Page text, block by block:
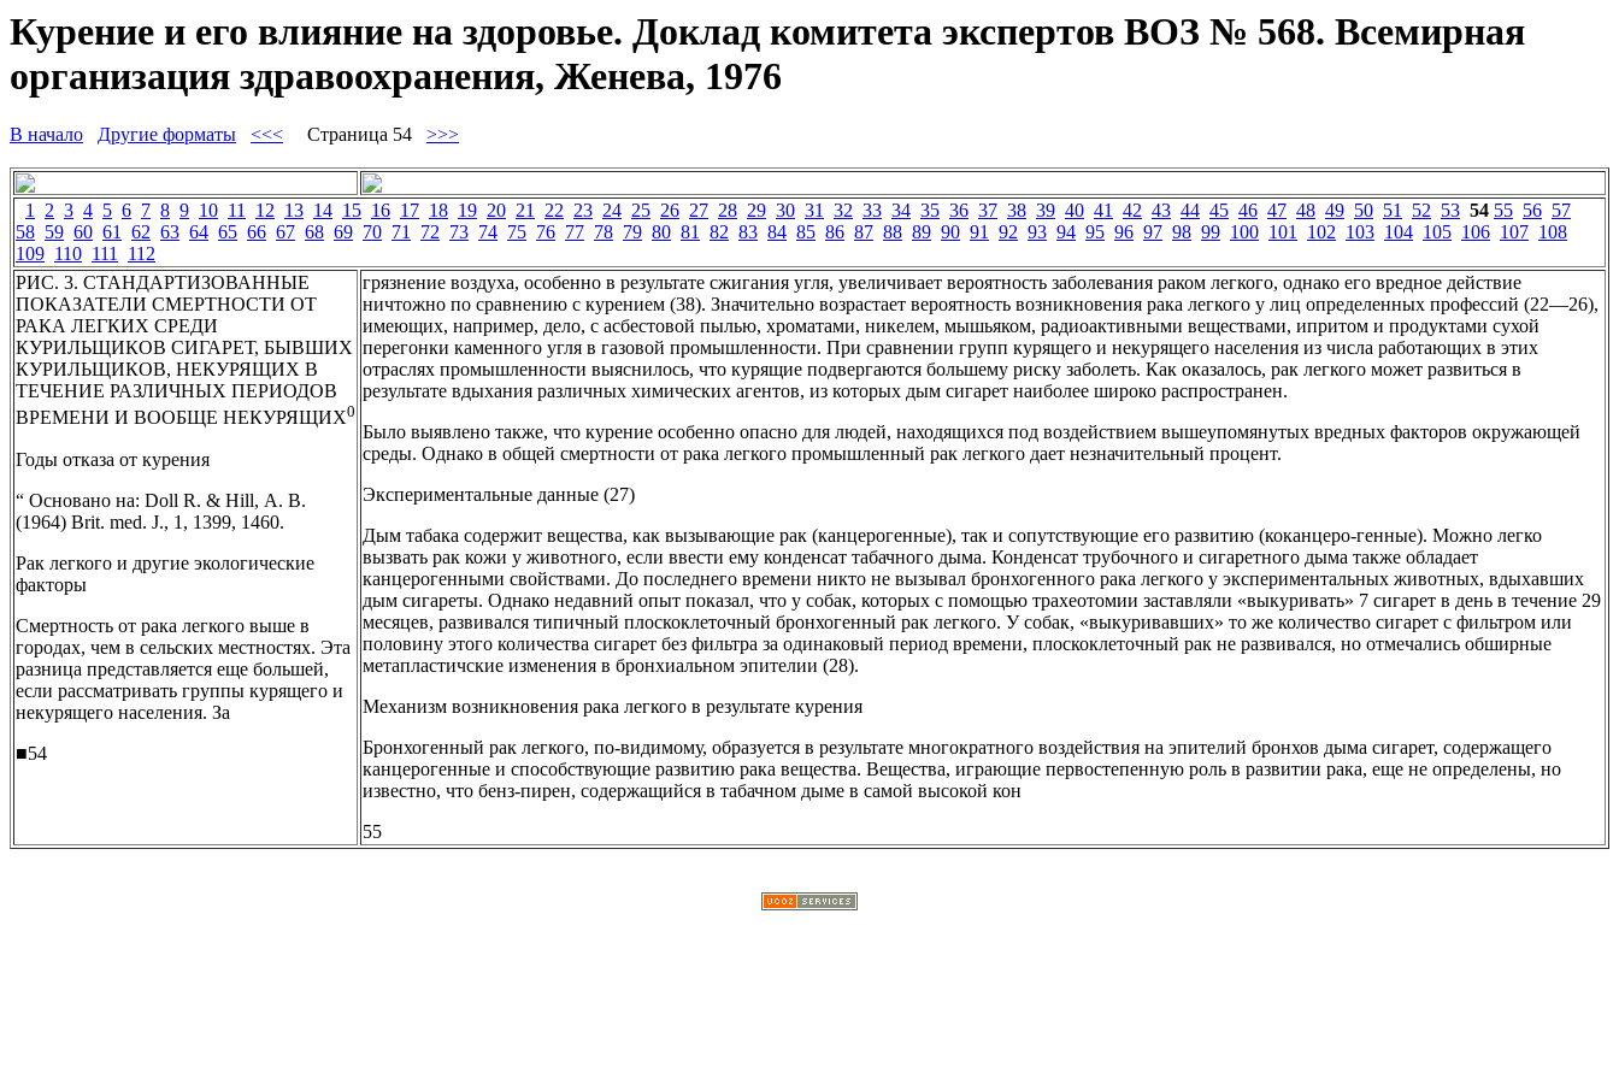
Курение и его влияние на здоровье. Доклад комитета экспертов ВОЗ № 568. Всемирная
организация здравоохранения, Женева, 1976
В начало Другие форматы <<< Страница 54 >>>
1 2 3 4 5 6 7 8 9 10 11 12 13 14 15 16 17 18 19 20 21 22 23 24 25 26 27 28 29 30 31 32 33 34 35 36 37 38 39 40 41 42 43 44 45 46 47 48 49 50 51 52 53 54 55 56 57
58 59 60 61 62 63 64 65 66 67 68 69 70 71 72 73 74 75 76 77 78 79 80 81 82 83 84 85 86 87 88 89 90 91 92 93 94 95 96 97 98 99 100 101 102 103 104 105 106 107 108
109 110 111 112
РИС. 3. СТАНДАРТИЗОВАННЫЕ
ПОКАЗАТЕЛИ СМЕРТНОСТИ ОТ
РАКА ЛЕГКИХ СРЕДИ
КУРИЛЬЩИКОВ СИГАРЕТ, БЫВШИХ
КУРИЛЬЩИКОВ, НЕКУРЯЩИХ В
ТЕЧЕНИЕ РАЗЛИЧНЫХ ПЕРИОДОВ
ВРЕМЕНИ И ВООБЩЕ НЕКУРЯЩИХ0
Годы отказа от курения
“ Основано на: Doll R. & Hill, А. В.
(1964) Brit. med. J., 1, 1399, 1460.
Рак легкого и другие экологические
факторы
Смертность от рака легкого выше в
городах, чем в сельских местностях. Эта
разница представляется еще большей,
если рассматривать группы курящего и
некурящего населения. За
■54
грязнение воздуха, особенно в результате сжигания угля, увеличивает вероятность заболевания раком легкого, однако его вредное действие
ничтожно по сравнению с курением (38). Значительно возрастает вероятность возникновения рака легкого у лиц определенных профессий (22—26),
имеющих, например, дело, с асбестовой пылью, хроматами, никелем, мышьяком, радиоактивными веществами, ипритом и продуктами сухой
перегонки каменного угля в газовой промышленности. При сравнении групп курящего и некурящего населения из числа работающих в этих
отраслях промышленности выяснилось, что курящие подвергаются большему риску заболеть. Как оказалось, рак легкого может развиться в
результате вдыхания различных химических агентов, из которых дым сигарет наиболее широко распространен.
Было выявлено также, что курение особенно опасно для людей, находящихся под воздействием вышеупомянутых вредных факторов окружающей
среды. Однако в общей смертности от рака легкого промышленный рак легкого дает незначительный процент.
Экспериментальные данные (27)
Дым табака содержит вещества, как вызывающие рак (канцерогенные), так и сопутствующие его развитию (коканцеро-генные). Можно легко
вызвать рак кожи у животного, если ввести ему конденсат табачного дыма. Конденсат трубочного и сигаретного дыма также обладает
канцерогенными свойствами. До последнего времени никто не вызывал бронхогенного рака легкого у экспериментальных животных, вдыхавших
дым сигареты. Однако недавний опыт показал, что у собак, которых с помощью трахеотомии заставляли «выкуривать» 7 сигарет в день в течение 29
месяцев, развивался типичный плоскоклеточный бронхогенный рак легкого. У собак, «выкуривавших» то же количество сигарет с фильтром или
половину этого количества сигарет без фильтра за одинаковый период времени, плоскоклеточный рак не развивался, но отмечались обширные
метапластичские изменения в бронхиальном эпителии (28).
Механизм возникновения рака легкого в результате курения
Бронхогенный рак легкого, по-видимому, образуется в результате многократного воздействия на эпителий бронхов дыма сигарет, содержащего
канцерогенные и способствующие развитию рака вещества. Вещества, играющие первостепенную роль в развитии рака, еще не определены, но
известно, что бенз-пирен, содержащийся в табачном дыме в самой высокой кон
55